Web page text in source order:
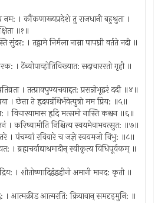
नम: । कौंकणाख्यप्रदेशे तु राजधानी बहुश्रुता ।
॥१॥
। तद्ग्रामे निर्मला नाम्ना पापघ्नी वर्तते नदी ॥
। टेंब्योपाव्होतिविख्यात: सदाचाररतो गृही ॥
। तत्प्राक्पुण्यचयाद्दत: प्रसन्नोभूद्वरं ददौ ॥४॥
। छेत्ता ते हृदयग्रंथिर्भवेत्पुत्रो मम प्रिय: ॥५॥
। विचारयामास हृदि मत्समो नास्ति कश्चन ॥६॥
। करिष्यामीति निश्चित्य स्वयमेवाभवत्सुत: ॥७॥
। पंचम्यां रविवारे च जज्ञे स्वयमजो विभु: ॥८॥
ब्रह्मचर्याद्याश्रमादीन् स्वीकृत्य विधिपूर्वकम् ॥
। शीतोष्णादिद्वंद्वहीनो अमानी मानद: कृती ॥
। आत्मक्रीड आत्मरति: क्रियावान् समदृड्मुनि: ॥